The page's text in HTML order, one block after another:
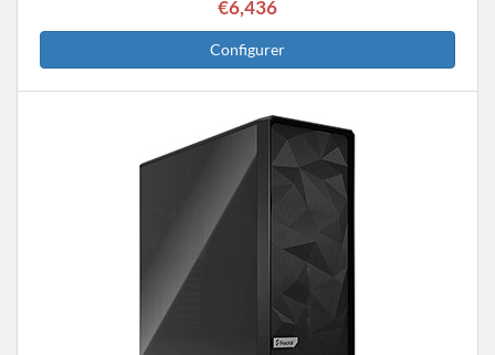
€6,436
Configurer